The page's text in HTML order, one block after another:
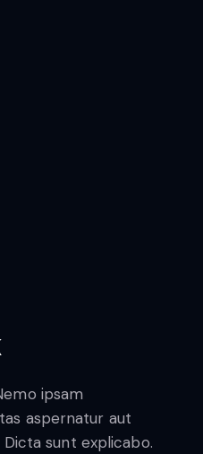
ipsam
aspernatur aut
sunt explicabo.